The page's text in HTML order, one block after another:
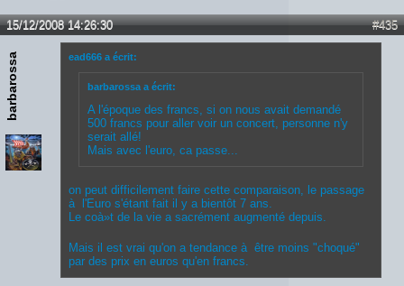
#435
15/12/2008 14:26:30
barbarossa ead666 a écrit:
barbarossa a écrit:
A l'époque des francs, si on nous avait demandé
500 francs pour aller voir un concert, personne n'y
serait allé!
Mais avec l'euro, ca passe...
on peut difficilement faire cette comparaison, le passage
à l'Euro s'étant fait il y a bientôt 7 ans.
Le coà»t de la vie a sacrément augmenté depuis.
Mais il est vrai qu'on a tendance à être moins "choqué"
par des prix en euros qu'en francs.